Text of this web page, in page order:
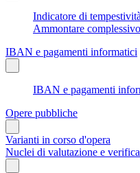
Indicatore di
Ammontare
IBAN e pagamenti informatici
IBAN e pagamenti
Opere pubbliche
Varianti in corso d'opera
Nuclei di valutazione e